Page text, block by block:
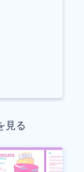
見る